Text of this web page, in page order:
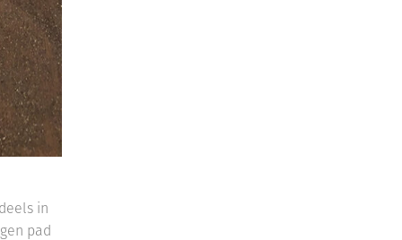
in
pad